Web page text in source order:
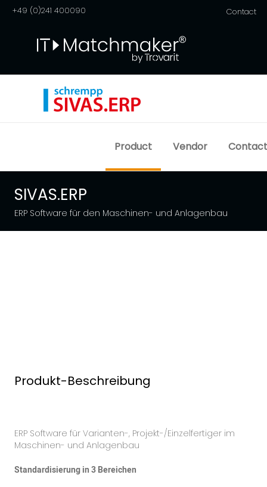
+49 (0)241 400090 Contact
Product Vendor Contact
SIVAS.ERP
ERP Software für den Maschinen- und Anlagenbau
Produkt-Beschreibung
ERP Software für Varianten-, Projekt-/Einzelfertiger im
Maschinen- und Anlagenbau
Standardisierung in 3 Bereichen